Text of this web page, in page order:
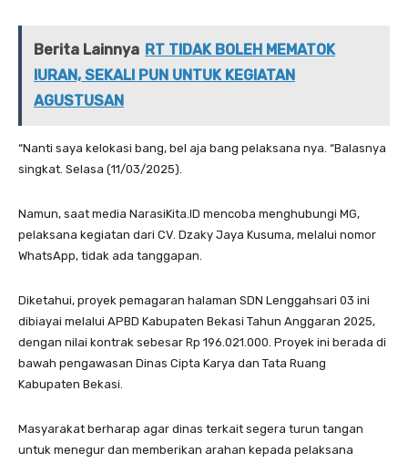
Berita Lainnya RT TIDAK BOLEH MEMATOK
IURAN, SEKALI PUN UNTUK KEGIATAN
AGUSTUSAN
“Nanti saya kelokasi bang, bel aja bang pelaksana nya. “Balasnya
singkat. Selasa (11/03/2025).
Namun, saat media NarasiKita.ID mencoba menghubungi MG,
pelaksana kegiatan dari CV. Dzaky Jaya Kusuma, melalui nomor
WhatsApp, tidak ada tanggapan.
Diketahui, proyek pemagaran halaman SDN Lenggahsari 03 ini
dibiayai melalui APBD Kabupaten Bekasi Tahun Anggaran 2025,
dengan nilai kontrak sebesar Rp 196.021.000. Proyek ini berada di
bawah pengawasan Dinas Cipta Karya dan Tata Ruang
Kabupaten Bekasi.
Masyarakat berharap agar dinas terkait segera turun tangan
untuk menegur dan memberikan arahan kepada pelaksana